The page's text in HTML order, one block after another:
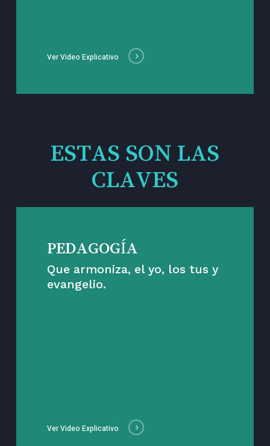
Ver Video Explicativo
ESTAS SON LAS
CLAVES
PEDAGOGÍA
Que armoniza, el yo, los tus y
evangelio.
Ver Video Explicativo